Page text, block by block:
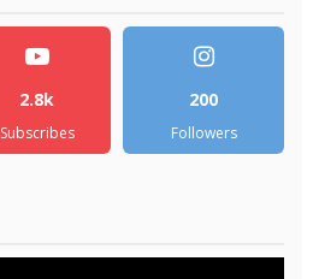
2.8k
Subscribes
200
Followers